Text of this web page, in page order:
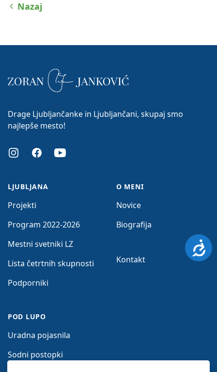
Nazaj
Drage Ljubljančanke in Ljubljančani, skupaj smo
najlepše mesto!
InstagramFacebookYoutube
LJUBLJANA
Projekti
Program 2022-2026
Mestni svetniki LZ
Lista četrtnih skupnosti
Podporniki
POD LUPO
Uradna pojasnila
Sodni postopki
O MENI
Novice
Biografija
Kontakt